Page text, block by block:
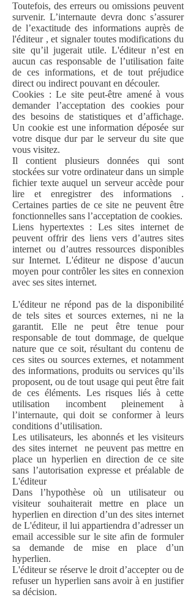
Toutefois, des erreurs ou omissions peuvent
survenir. L’internaute devra donc s’assurer
de l’exactitude des informations auprès de
l'éditeur , et signaler toutes modifications du
site qu’il jugerait utile. L'éditeur n’est en
aucun cas responsable de l’utilisation faite
de ces informations, et de tout préjudice
direct ou indirect pouvant en découler.
Cookies : Le site peut-être amené à vous
demander l’acceptation des cookies pour
des besoins de statistiques et d’affichage.
Un cookie est une information déposée sur
votre disque dur par le serveur du site que
vous visitez.
Il contient plusieurs données qui sont
stockées sur votre ordinateur dans un simple
fichier texte auquel un serveur accède pour
lire et enregistrer des informations .
Certaines parties de ce site ne peuvent être
fonctionnelles sans l’acceptation de cookies.
Liens hypertextes : Les sites internet de
peuvent offrir des liens vers d’autres sites
internet ou d’autres ressources disponibles
sur Internet. L'éditeur ne dispose d’aucun
moyen pour contrôler les sites en connexion
avec ses sites internet.
L'éditeur ne répond pas de la disponibilité
de tels sites et sources externes, ni ne la
garantit. Elle ne peut être tenue pour
responsable de tout dommage, de quelque
nature que ce soit, résultant du contenu de
ces sites ou sources externes, et notamment
des informations, produits ou services qu’ils
proposent, ou de tout usage qui peut être fait
de ces éléments. Les risques liés à cette
utilisation incombent pleinement à
l’internaute, qui doit se conformer à leurs
conditions d’utilisation.
Les utilisateurs, les abonnés et les visiteurs
des sites internet ne peuvent pas mettre en
place un hyperlien en direction de ce site
sans l’autorisation expresse et préalable de
L'éditeur
Dans l’hypothèse où un utilisateur ou
visiteur souhaiterait mettre en place un
hyperlien en direction d’un des sites internet
de L'éditeur, il lui appartiendra d’adresser un
email accessible sur le site afin de formuler
sa demande de mise en place d’un
hyperlien.
L'éditeur se réserve le droit d’accepter ou de
refuser un hyperlien sans avoir à en justifier
sa décision.